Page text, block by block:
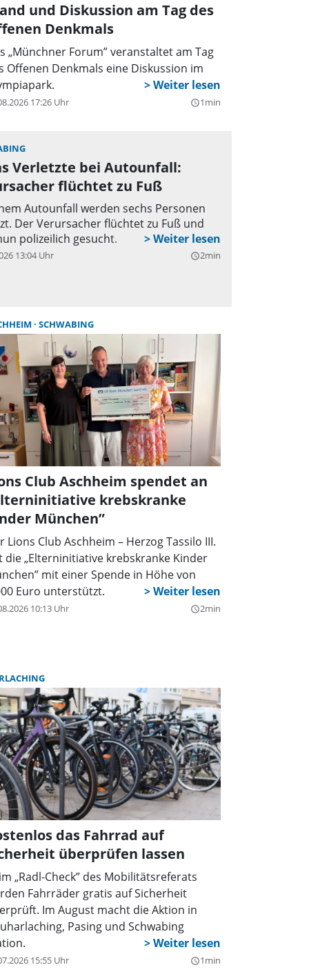
und Diskussion am Tag des
Denkmals
„Münchner Forum” veranstaltet am Tag
Offenen Denkmals eine Diskussion im
17:26 Uhr query_builder1min
Verletzte bei Autounfall:
flüchtet zu Fuß
Autounfall werden sechs Personen
Der Verursacher flüchtet zu Fuß und
polizeilich gesucht.
13:04 Uhr query_builder2min
SCHWABING
Club Aschheim spendet an
krebskranke
München”
Lions Club Aschheim – Herzog Tassilo III.
die „Elterninitiative krebskranke Kinder
mit einer Spende in Höhe von
Euro unterstützt.
10:13 Uhr query_builder2min
das Fahrrad auf
überprüfen lassen
„Radl-Check” des Mobilitätsreferats
Fahrräder gratis auf Sicherheit
Im August macht die Aktion in
Pasing und Schwabing
15:55 Uhr query_builder1min